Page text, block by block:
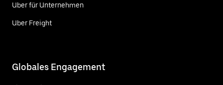
Uber für Unternehmen
Uber Freight
Globales Engagement